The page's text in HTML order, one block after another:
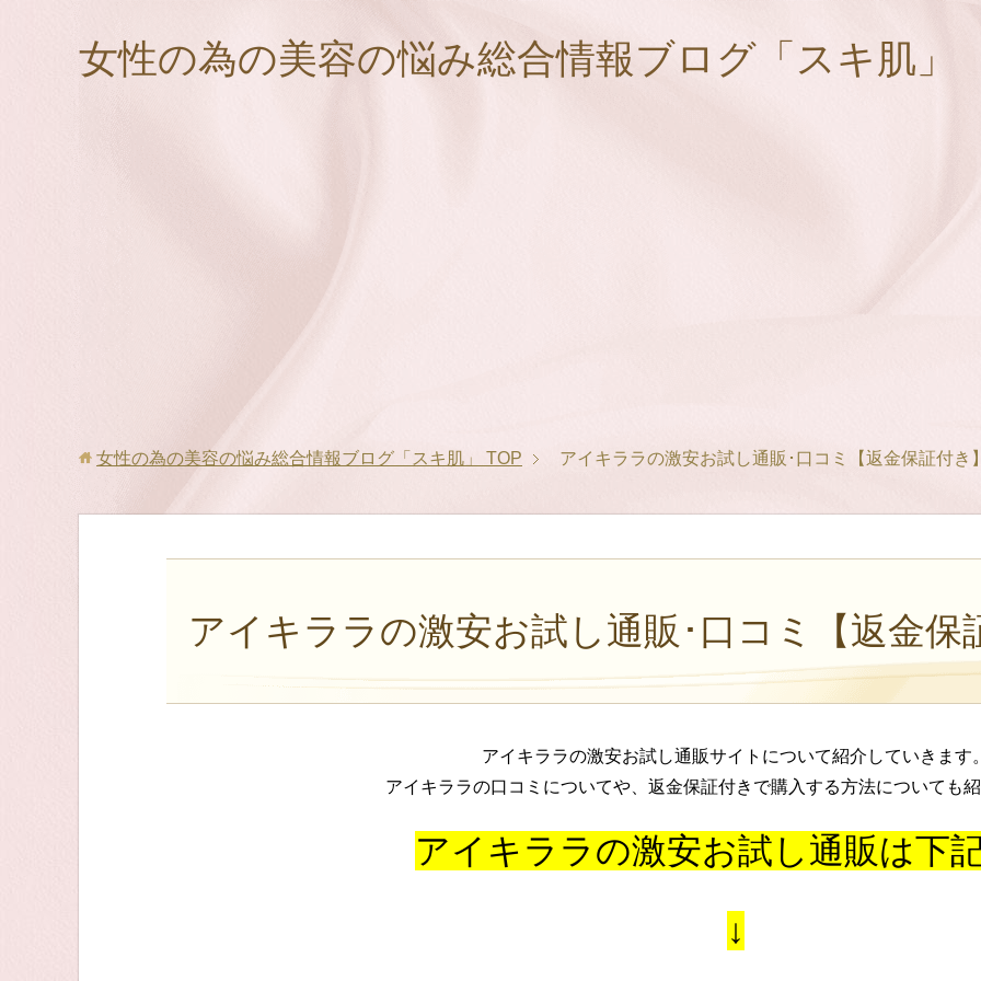
女性の為の美容の悩み総合情報ブログ「スキ肌」
女性の為の美容の悩み総合情報ブログ「スキ肌」 TOP アイキララの激安お試し通販･口コミ【返金保証付き
アイキララの激安お試し通販･口コミ【返金保
アイキララの激安お試し通販サイトについて紹介していきます
アイキララの口コミについてや、返金保証付きで購入する方法についても
アイキララの激安お試し通販は下
↓